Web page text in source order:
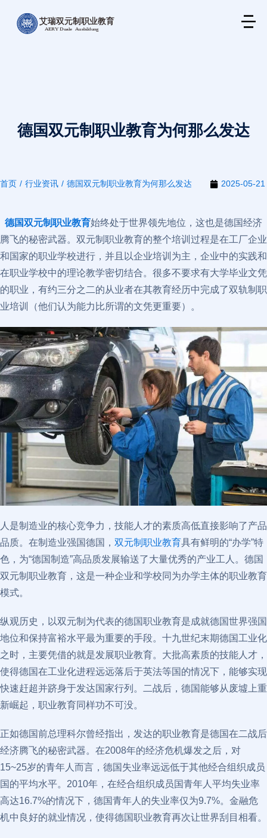
德国双元制职业教育为何那么发达
您在这里：
首页 行业资讯 德国双元制职业教育为何那么发达 2025-05-21
德国双元制职业教育始终处于世界领先地位，这也是德国经济
腾飞的秘密武器。双元制职业教育的整个培训过程是在工厂企业
和国家的职业学校进行，并且以企业培训为主，企业中的实践和
在职业学校中的理论教学密切结合。很多不要求有大学毕业文凭
的职业，有约三分之二的从业者在其教育经历中完成了双轨制职
业培训（他们认为能力比所谓的文凭更重要）。
人是制造业的核心竞争力，技能人才的素质高低直接影响了产品
品质。在制造业强国德国， 双元制职业教育具有鲜明的“办学”特
色，为“德国制造”高品质发展输送了大量优秀的产业工人。德国
双元制职业教育，这是一种企业和学校同为办学主体的职业教育
模式。
纵观历史，以双元制为代表的德国职业教育是成就德国世界强国
地位和保持富裕水平最为重要的手段。十九世纪末期德国工业化
之时，主要凭借的就是发展职业教育。大批高素质的技能人才，
使得德国在工业化进程远远落后于英法等国的情况下，能够实现
快速赶超并跻身于发达国家行列。二战后，德国能够从废墟上重
新崛起，职业教育同样功不可没。
正如德国前总理科尔曾经指出，发达的职业教育是德国在二战后
经济腾飞的秘密武器。在2008年的经济危机爆发之后，对
15~25岁的青年人而言，德国失业率远远低于其他经合组织成员
国的平均水平。2010年，在经合组织成员国青年人平均失业率
高达16.7%的情况下，德国青年人的失业率仅为9.7%。金融危
机中良好的就业情况，使得德国职业教育再次让世界刮目相看。